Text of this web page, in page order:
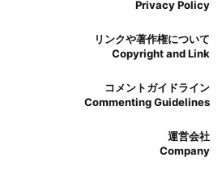
Privacy Policy
リンクや著作権について
Copyright and Link
コメントガイドライン
Commenting Guidelines
運営会社
Company